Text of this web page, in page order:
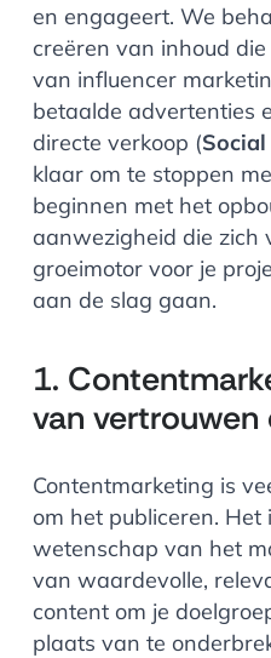
en engageert. We
creëren van inhoud
van influencer
betaalde advertenties
directe verkoop (Social
klaar om te stoppen
beginnen met het
aanwezigheid die zich
groeimotor voor je
aan de slag gaan.
1.
van
Contentmarketing is
om het publiceren. Het
wetenschap van het
van waardevolle,
content om je
plaats van te